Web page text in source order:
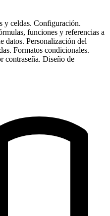
y celdas. Configuración.
funciones y referencias a
datos. Personalización del
Formatos condicionales.
contraseña. Diseño de